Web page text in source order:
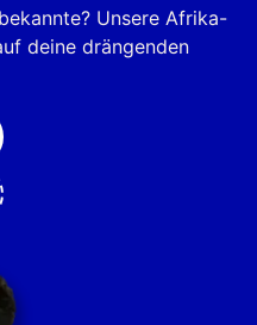
Unsere Afrika-
deine drängenden